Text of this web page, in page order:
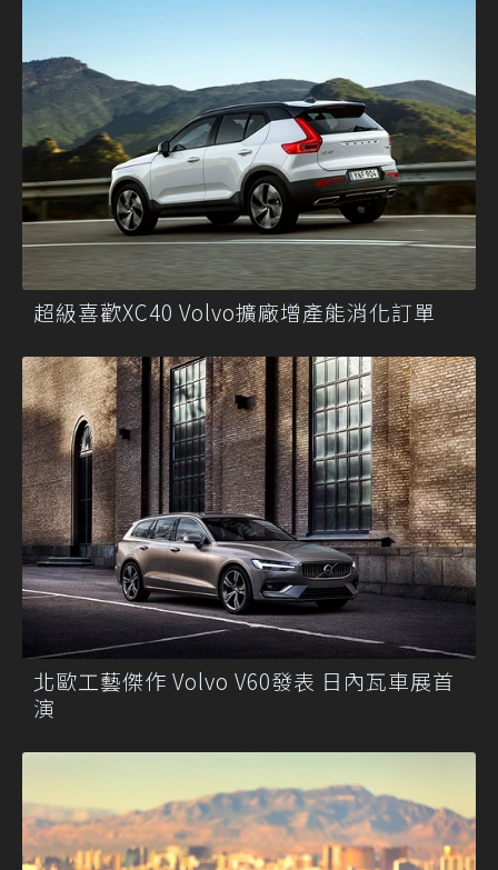
超級喜歡XC40 Volvo擴廠增產能消化訂單
北歐工藝傑作 Volvo V60發表 日內瓦車展首
演